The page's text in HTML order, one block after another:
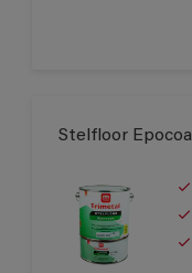
Stelfloor